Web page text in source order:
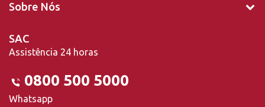
Sobre Nós
SAC
Assistência 24 horas
0800 500 5000
Whatsapp